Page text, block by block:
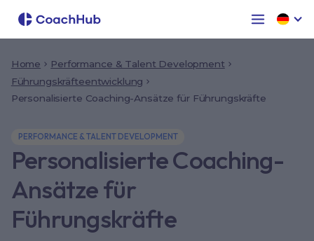
Home
Performance & Talent Development
Führungskräfteentwicklung
Personalisierte Coaching-Ansätze für Führungskräfte
PERFORMANCE & TALENT DEVELOPMENT
Personalisierte Coaching-
Ansätze für
Führungskräfte